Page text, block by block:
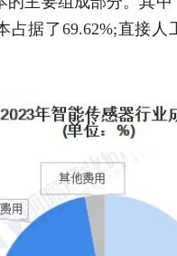
占据了69.62%;直接人